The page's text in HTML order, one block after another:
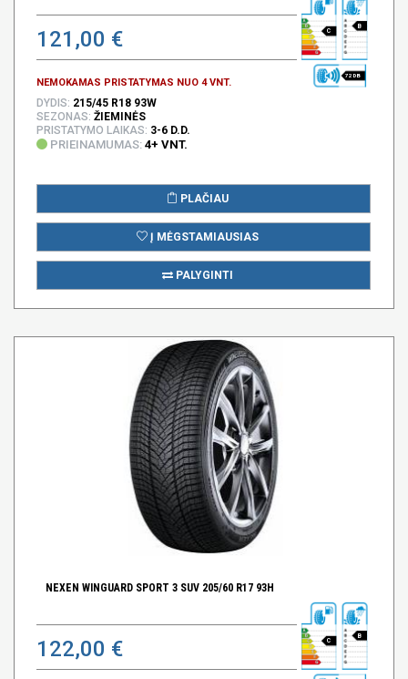
121,00 €
NEMOKAMAS PRISTATYMAS NUO 4 VNT.
C
B
72 DB
DYDIS: 215/45 R18 93W
SEZONAS: ŽIEMINĖS
PRISTATYMO LAIKAS: 3-6 D.D.
PRIEINAMUMAS: 4+ VNT.
PLAČIAU
Į MĖGSTAMIAUSIAS
PALYGINTI
NEXEN WINGUARD SPORT 3 SUV 205/60 R17 93H
122,00 € C
B